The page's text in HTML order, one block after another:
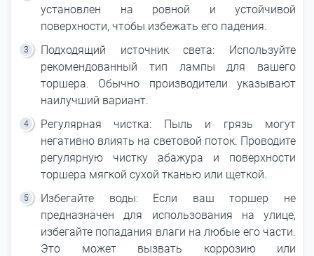
установлен на ровной и устойчивой
поверхности, чтобы избежать его падения.
Подходящий источник света: Используйте
рекомендованный тип лампы для вашего
торшера. Обычно производители указывают
наилучший вариант.
Регулярная чистка: Пыль и грязь могут
негативно влиять на световой поток. Проводите
регулярную чистку абажура и поверхности
торшера мягкой сухой тканью или щеткой.
Избегайте воды: Если ваш торшер не
предназначен для использования на улице,
избегайте попадания влаги на любые его части.
Это может вызвать коррозию или